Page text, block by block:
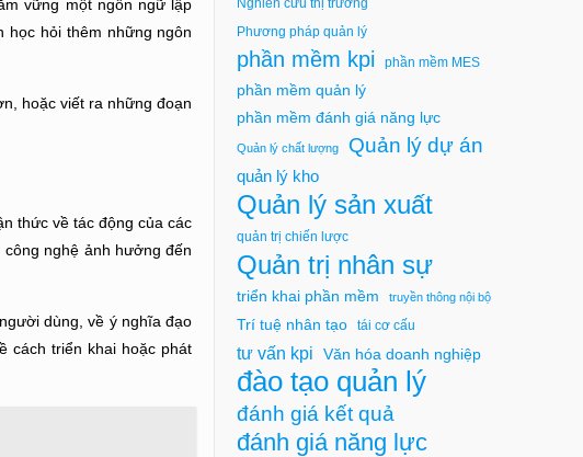
vững một ngôn ngữ lập
học hỏi thêm những ngôn
hoặc viết ra những đoạn
thức về tác động của các
nghệ ảnh hưởng đến
dùng, về ý nghĩa đạo
cách triển khai hoặc phát
Phương pháp quản lý
phần mềm kpi phần mềm MES
phần mềm quản lý
phần mềm đánh giá năng lực
Quản lý chất lượng Quản lý dự án
quản lý kho
Quản lý sản xuất
quản trị chiến lược
Quản trị nhân sự
triển khai phần mềm truyền thông nội bộ
Trí tuệ nhân tạo tái cơ cấu
tư vấn kpi Văn hóa doanh nghiệp
đào tạo quản lý
đánh giá kết quả
đánh giá năng lực